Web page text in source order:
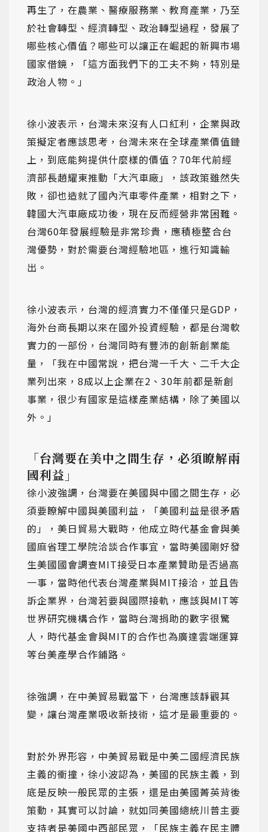
再生了，在農業、醫療服務業、教育產業，乃至
於社會轉型、經濟轉型、政治轉型過程，發展了
哪些核心價值？哪些可以讓正在崛起的新興市場
國家借鏡，「這方面我們下的工夫不夠，特別是
政治人物。」
徐小波表示，台灣未來沒有人口紅利，企業與政
策擬定者應該思考，台灣未來在全球產業價值鏈
上，到底能夠提供什麼樣的價值？70年代前經
濟部長趙耀東推動「大汽車廠」，該政策雖然失
敗，卻也造就了國內汽車零件產業，相對之下，
韓國大汽車廠成功後，現在反而經營非常困難。
台灣60年發展經驗是非常珍貴，應積極整合台
灣優勢，對於需要台灣經驗地區，進行知識輸
出。
徐小波表示，台灣的經濟實力不僅僅只是GDP，
海外台商長期以來在國外投資經驗，都是台灣軟
實力的一部份，台灣同時有豐沛的創新創業能
量，「我在中國常說，把台灣一千大、二千大企
業列出來，8成以上企業在2、30年前都是新創
事業，很少有國家是這樣產業結構，除了美國以
外。」
「台灣要在美中之間生存，必須瞭解兩
國利益」
徐小波強調，台灣要在美國與中國之間生存，必
須要瞭解中國與美國利益，「美國利益是很矛盾
的」，美日貿易大戰時，他成立時代基金會與美
國麻省理工學院洽談合作事宜，當時美國剛好發
生美國國會調查MIT接受日本產業贊助是否過高
一事，當時他代表台灣產業與MIT接洽，並且告
訴企業界，台灣若要與國際接軌，應該與MIT等
世界研究機構合作，當時台灣捐助的數字很驚
人，時代基金會與MIT的合作也為廣達雲端運算
等台美產學合作鋪路。
徐強調，在中美貿易戰當下，台灣應該靜觀其
變，讓台灣產業吸收新技術，這才是最重要的。
對於外界形容，中美貿易戰是中美二國經濟民族
主義的衝撞，徐小波認為，美國的民族主義，到
底是反映一般民眾的主張，還是由美國菁英背後
策動，其實可以討論，就如同美國總統川普主要
支持者是美國中西部民眾，「民族主義在民主體